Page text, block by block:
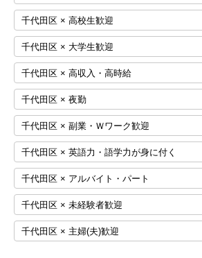
千代田区 × 高校生歓迎
千代田区 × 大学生歓迎
千代田区 × 高収入・高時給
千代田区 × 夜勤
千代田区 × 副業・Ｗワーク歓迎
千代田区 × 英語力・語学力が身に付く
千代田区 × アルバイト・パート
千代田区 × 未経験者歓迎
千代田区 × 主婦(夫)歓迎